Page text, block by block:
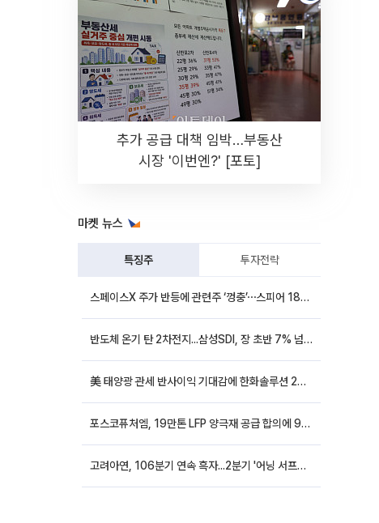
추가 공급 대책 임박…부동산
시장 '이번엔?' [포토]
마켓 뉴스
특징주 투자전략
스페이스X 주가 반등에 관련주 ‘껑충’⋯스피어 18%ㆍ에이치브이엠 12%↑
반도체 온기 탄 2차전지...삼성SDI, 장 초반 7% 넘게 껑충
美 태양광 관세 반사이익 기대감에 한화솔루션 20%대·OCI홀딩스 14%대 급등
포스코퓨처엠, 19만톤 LFP 양극재 공급 합의에 9%대 강세
고려아연, 106분기 연속 흑자...2분기 '어닝 서프라이즈'에 장 초반 12%대 강세